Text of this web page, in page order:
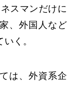
スマンだけに
、外国人など
く。
は、外資系企